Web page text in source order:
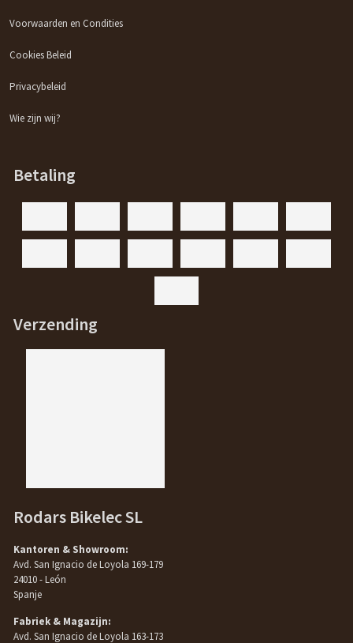
Voorwaarden en Condities
Cookies Beleid
Privacybeleid
Wie zijn wij?
Betaling
Verzending
Rodars Bikelec SL
Kantoren & Showroom:
Avd. San Ignacio de Loyola 169-179
24010 - León
Spanje
Fabriek & Magazijn:
Avd. San Ignacio de Loyola 163-173